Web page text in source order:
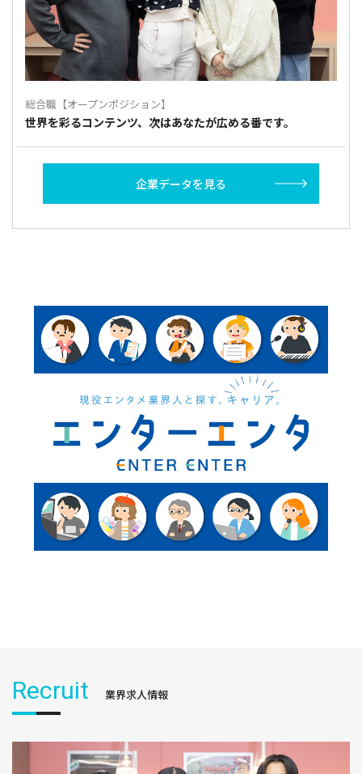
総合職【オープンポジション】
世界を彩るコンテンツ、次はあなたが広める番です。
企業データを見る
Recruit 業界求人情報